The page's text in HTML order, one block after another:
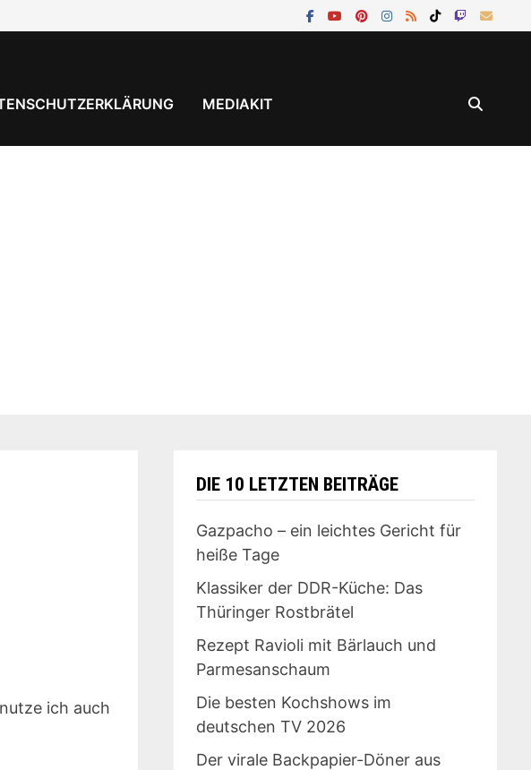
MEDIAKIT
ich auch
DIE 10 LETZTEN BEITRÄGE
Gazpacho – ein leichtes Gericht für
heiße Tage
Klassiker der DDR-Küche: Das
Thüringer Rostbrätel
Rezept Ravioli mit Bärlauch und
Parmesanschaum
Die besten Kochshows im
deutschen TV 2026
Der virale Backpapier-Döner aus